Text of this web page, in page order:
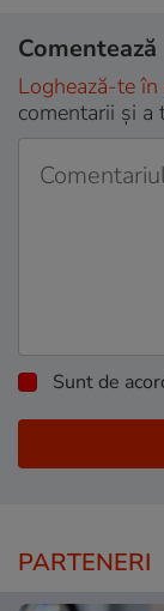
Comentează
Loghează-te
comentarii și a
Sunt de
PARTENERI